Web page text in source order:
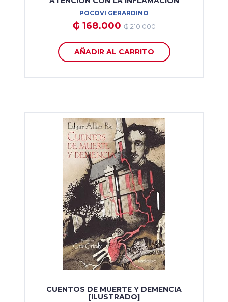
POCOVI GERARDINO
₲ 168.000₲ 210.000
AÑADIR AL CARRITO
CUENTOS DE MUERTE Y DEMENCIA
[ILUSTRADO]